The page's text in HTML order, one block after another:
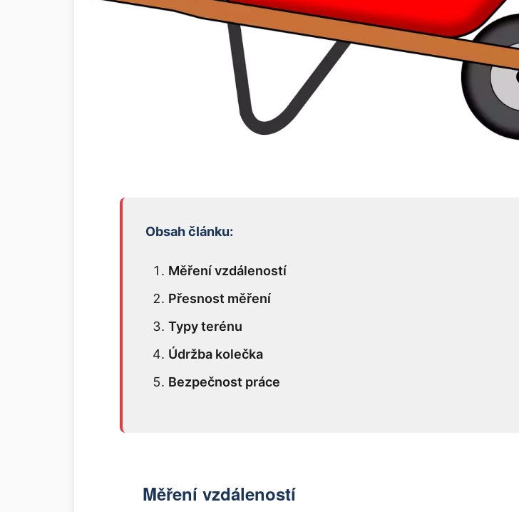
Obsah článku:
Měření vzdáleností
Přesnost měření
Typy terénu
Údržba kolečka
Bezpečnost práce
Měření vzdáleností